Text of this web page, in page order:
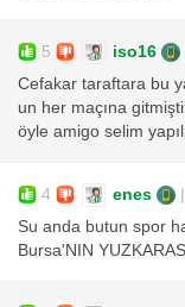
5 iso16
Cefakar taraftara bu
un her maçına
öyle amigo selim
4 enes |
Su anda butun spor
Bursa'NIN